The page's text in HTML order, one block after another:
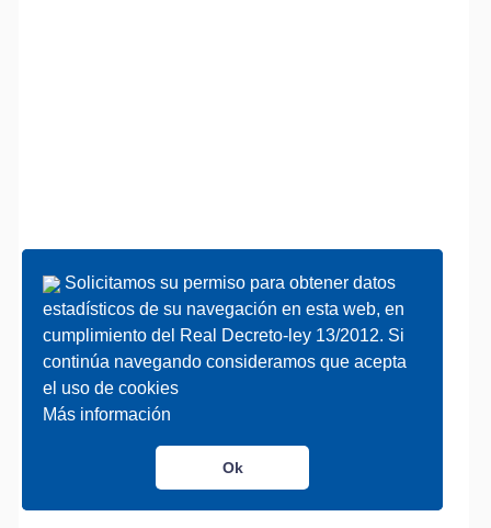
Solicitamos su permiso para obtener datos
estadísticos de su navegación en esta web, en
cumplimiento del Real Decreto-ley 13/2012. Si
continúa navegando consideramos que acepta
el uso de cookies
Más información
Ok
Solicitamos su permiso para obtener datos
estadísticos de su navegación en esta web, en
cumplimiento del Real Decreto-ley 13/2012. Si
continúa navegando consideramos que acepta
el uso de cookies
Más información
Ok